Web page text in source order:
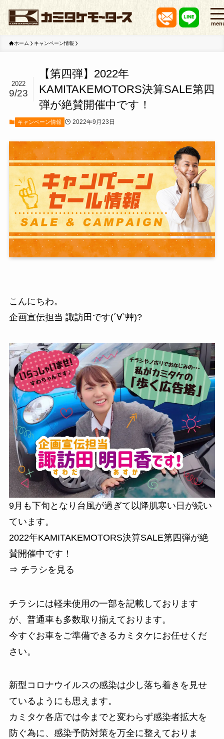
ホーム キャンペーン情報
【第四弾】2022年
KAMITAKEMOTORS決算SALE第四
弾が絶賛開催中です！
2022
9/23
キャンペーン情報 2022年9月23日
こんにちわ。
企画宣伝担当 諏訪田です(´∀`艸)?
9月も下旬となり台風が過ぎて以降肌寒い日が続い
ています。
2022年KAMITAKEMOTORS決算SALE第四弾が絶
賛開催中です！
⇒ チラシを見る
チラシには軽未使用の一部を記載しております
が、普通車も多数取り揃えております。
今すぐお車をご準備できるカミタケにお任せくだ
さい。
新型コロナウイルスの感染は少し落ち着きを見せ
ているようにも思えます。
カミタケ各店では今までと変わらず感染者拡大を
防ぐ為に、感染予防対策を万全に整えておりま